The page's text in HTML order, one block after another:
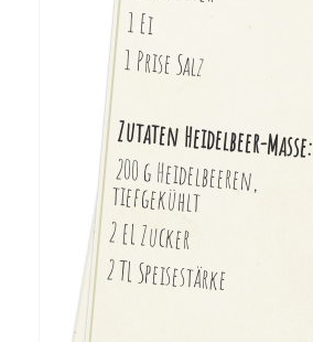
1 Ei
1 Prise Salz
Zutaten Heidelbeer-Masse:
200 g Heidelbeeren,
tiefgekühlt
2 EL Zucker
2 TL Speisestärke